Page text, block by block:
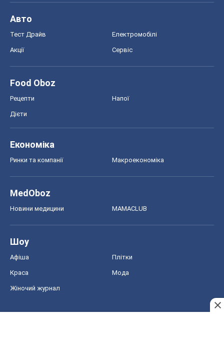
Авто
Тест Драйв Електромобілі
Акції Сервіс
Food Oboz
Рецепти Напої
Дієти
Економіка
Ринки та компанії Макроекономіка
MedOboz
Новини медицини MAMACLUB
Шоу
Афіша Плітки
Краса Мода
Жіночий журнал